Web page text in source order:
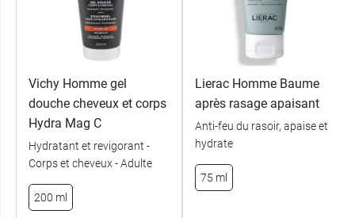
l'élégance en toute situation.
Caractéristiques :
98 % d'ingrédients d'origine naturelle.
Efficacité 48h.
0 % sels d'aluminium.
0 % alcool*.
Adapté aux peaux sensibles.
Parfum marin et boisé.
*Alcool éthylique.
Vichy Homme gel
douche cheveux et corps
Hydra Mag C
Hydratant et revigorant -
Corps et cheveux - Adulte
200 ml
Lierac Homme Baume
après rasage apaisant
Anti-feu du rasoir, apaise et
hydrate
75 ml